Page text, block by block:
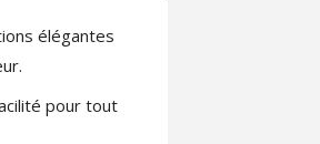
élégantes
pour tout